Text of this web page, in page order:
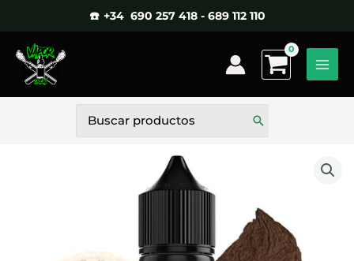
contenido
☎️ +34 690 257 418 - 689 112 110
por: